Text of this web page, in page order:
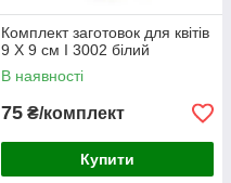
Комплект заготовок для квітів
9 Х 9 см I 3002 білий
В наявності
75 ₴/комплект
Купити